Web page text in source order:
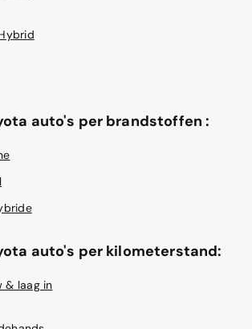
auto's per brandstoffen :
auto's per kilometerstand:
& laag in